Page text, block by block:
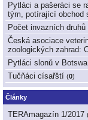
Pytláci a pašeráci se
tým, potírající obchod
Počet invazních
Česká asociace
zoologických zahrad:
Pytláci slonů v
Tučňáci císařští (0)
Články
TERAmagazín 1/2017